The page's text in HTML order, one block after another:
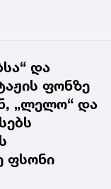
და
ფონზე
„ლელო“ და
ფსონი